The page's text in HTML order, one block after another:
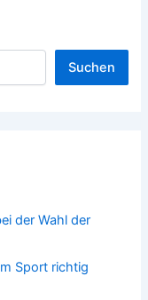
Suchen
der Wahl der
Sport richtig